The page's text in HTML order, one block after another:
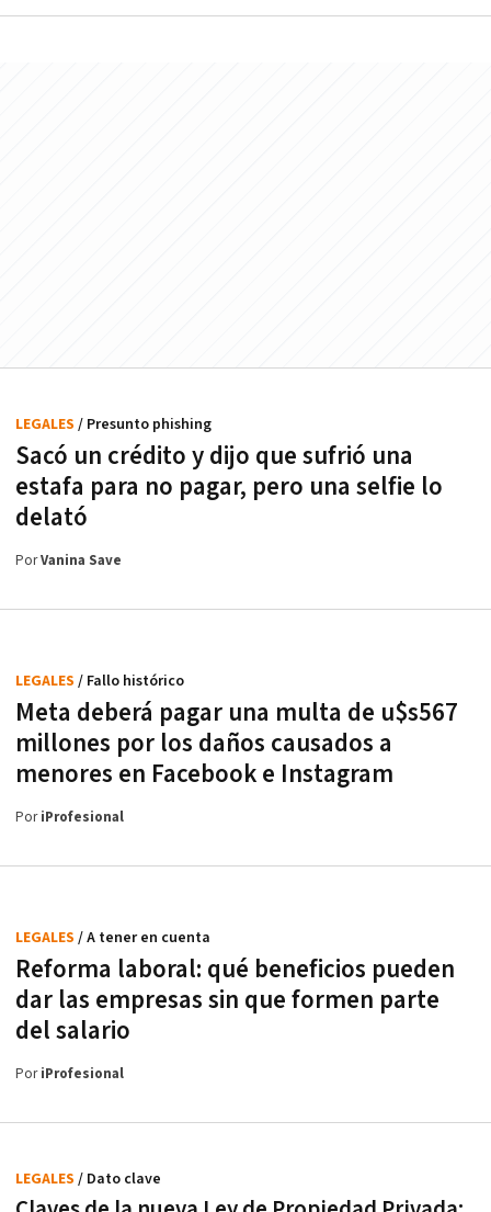
Sacó un crédito y dijo que sufrió una
estafa para no pagar, pero una selfie lo
delató
LEGALES / Presunto phishing
PorVanina Save
Meta deberá pagar una multa de u$s567
millones por los daños causados a
menores en Facebook e Instagram
LEGALES / Fallo histórico
PoriProfesional
Reforma laboral: qué beneficios pueden
dar las empresas sin que formen parte
del salario
LEGALES / A tener en cuenta
PoriProfesional
LEGALES / Dato clave